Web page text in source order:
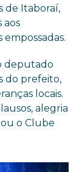
de Itaboraí,
aos
deputado
do prefeito,
locais.
alegria
o Clube